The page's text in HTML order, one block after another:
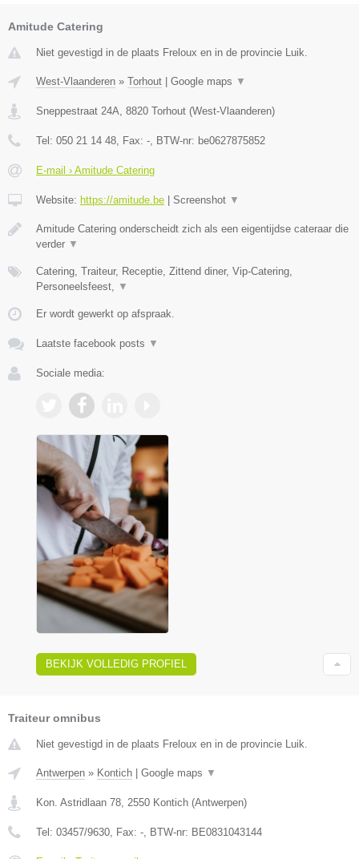
Amitude Catering
Niet gevestigd in de plaats Freloux en in de provincie Luik.
West-Vlaanderen » Torhout | Google maps ▼
Sneppestraat 24A 8820 Torhout (West-Vlaanderen)
Tel: 050 21 14 48 , Fax: - , BTW-nr: be0627875852
E-mail › Amitude Catering
Website: https://amitude.be | Screenshot ▼
Amitude Catering onderscheidt zich als een eigentijdse cateraar die
verder ▼
Catering, Traiteur, Receptie, Zittend diner, Vip-Catering,
Personeelsfeest,
▼
Er wordt gewerkt op afspraak.
Laatste facebook posts ▼
Sociale media:
BEKIJK VOLLEDIG PROFIEL
Traiteur omnibus
Niet gevestigd in de plaats Freloux en in de provincie Luik.
Antwerpen » Kontich | Google maps ▼
Kon. Astridlaan 78 2550 Kontich (Antwerpen)
Tel: 03457/9630 , Fax: - , BTW-nr: BE0831043144